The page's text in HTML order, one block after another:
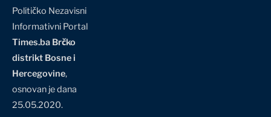
Političko Nezavisni
Informativni Portal
Times.ba Brčko
distrikt Bosne i
Hercegovine,
osnovan je dana
25.05.2020.